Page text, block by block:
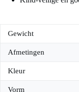
Gewicht
Afmetingen
Kleur
Vorm